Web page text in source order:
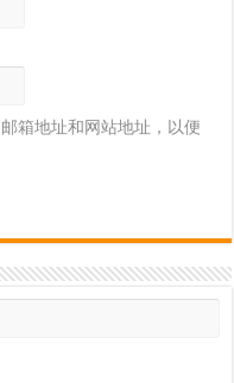
箱地址和网站地址，以便